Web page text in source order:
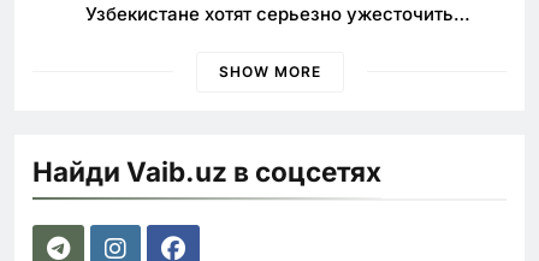
Узбекистане хотят серьезно ужесточить
SHOW MORE
Найди Vaib.uz в соцсетях